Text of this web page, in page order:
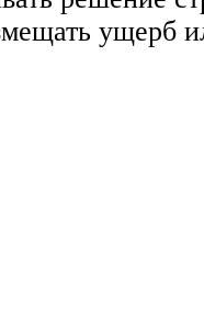
ущерб